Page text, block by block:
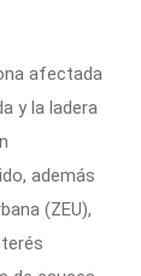
afectada
y la ladera
además
(ZEU),